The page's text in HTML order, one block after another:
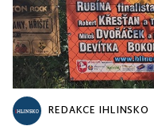
REDAKCE IHLINSKO